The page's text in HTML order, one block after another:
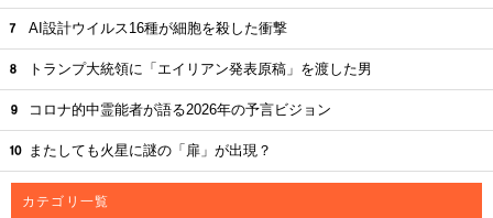
AI設計ウイルス16種が細胞を殺した衝撃
トランプ大統領に「エイリアン発表原稿」を渡した男
コロナ的中霊能者が語る2026年の予言ビジョン
またしても火星に謎の「扉」が出現？
カテゴリ一覧